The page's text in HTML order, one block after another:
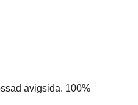
avigsida. 100%